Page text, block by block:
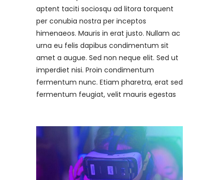
aptent taciti sociosqu ad litora torquent
per conubia nostra per inceptos
himenaeos. Mauris in erat justo. Nullam ac
urna eu felis dapibus condimentum sit
amet a augue. Sed non neque elit. Sed ut
imperdiet nisi. Proin condimentum
fermentum nunc. Etiam pharetra, erat sed
fermentum feugiat, velit mauris egestas